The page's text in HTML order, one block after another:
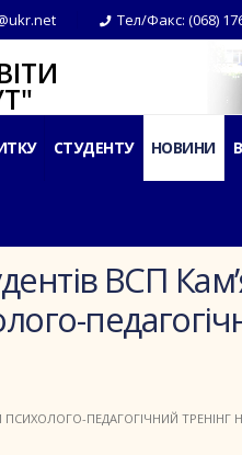
Тел/Факс: (068)
СТУДЕНТУ НОВИНИ
ВСП
ПЕДАГОГІЧНИЙ